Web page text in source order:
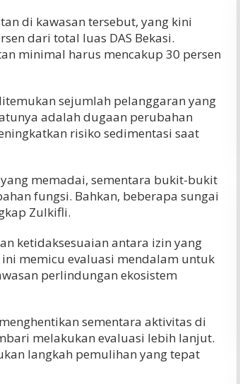
di kawasan tersebut, yang kini
dari total luas DAS Bekasi.
minimal harus mencakup 30 persen
sejumlah pelanggaran yang
adalah dugaan perubahan
risiko sedimentasi saat
memadai, sementara bukit-bukit
fungsi. Bahkan, beberapa sungai
Zulkifli.
ketidaksesuaian antara izin yang
memicu evaluasi mendalam untuk
perlindungan ekosistem
sementara aktivitas di
melakukan evaluasi lebih lanjut.
langkah pemulihan yang tepat
Indonesia Bangkit, Wajib Raih Poin
Lawan Singapura Usai Kalah 0-3
dari Vietnam
Di OLAHRAGA | 4 Agustus 2026